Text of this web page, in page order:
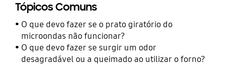
Tópicos Comuns
O que devo fazer se o prato giratório do
microondas não funcionar?
O que devo fazer se surgir um odor
desagradável ou a queimado ao utilizar o forno?